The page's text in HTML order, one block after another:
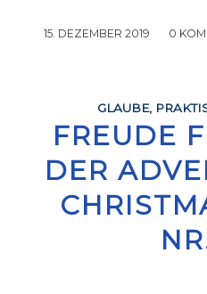
15. DEZEMBER 2019
/ 0
GLAUBE,
FREUDE
DER